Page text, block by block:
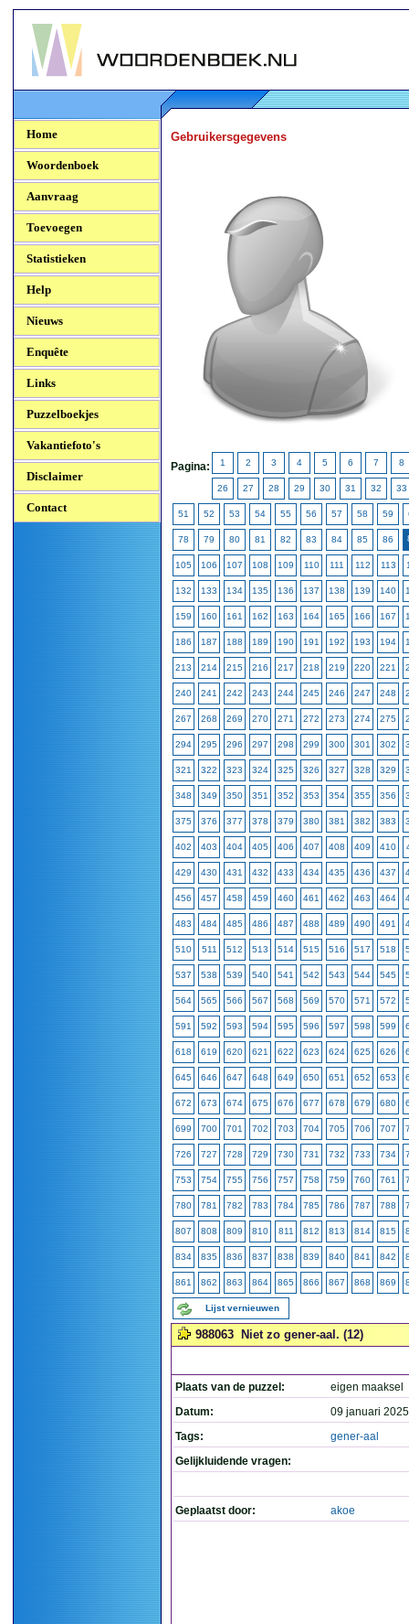
Woordenboek.NU
Home
Woordenboek
Aanvraag
Toevoegen
Statistieken
Help
Nieuws
Enquête
Links
Puzzelboekjes
Vakantiefoto's
Disclaimer
Contact
Gebruikersgegevens
Pagina: 1 2 3 4 5 6 7 8
26 27 28 29 30 31 32 33
51 52 53 54 55 56 57 58 59
78 79 80 81 82 83 84 85 86
105 106 107 108 109 110 111 112 113
132 133 134 135 136 137 138 139 140
159 160 161 162 163 164 165 166 167
186 187 188 189 190 191 192 193 194
213 214 215 216 217 218 219 220 221
240 241 242 243 244 245 246 247 248
267 268 269 270 271 272 273 274 275
294 295 296 297 298 299 300 301 302
321 322 323 324 325 326 327 328 329
348 349 350 351 352 353 354 355 356
375 376 377 378 379 380 381 382 383
402 403 404 405 406 407 408 409 410
429 430 431 432 433 434 435 436 437
456 457 458 459 460 461 462 463 464
483 484 485 486 487 488 489 490 491
510 511 512 513 514 515 516 517 518
537 538 539 540 541 542 543 544 545
564 565 566 567 568 569 570 571 572
591 592 593 594 595 596 597 598 599
618 619 620 621 622 623 624 625 626
645 646 647 648 649 650 651 652 653
672 673 674 675 676 677 678 679 680
699 700 701 702 703 704 705 706 707
726 727 728 729 730 731 732 733 734
753 754 755 756 757 758 759 760 761
780 781 782 783 784 785 786 787 788
807 808 809 810 811 812 813 814 815
834 835 836 837 838 839 840 841 842
861 862 863 864 865 866 867 868 869
Lijst vernieuwen
988063 Niet zo gener-aal. (12)
Plaats van de puzzel:
eigen maaksel
Datum:
09 januari
Tags:
gener-aal
Gelijkluidende vragen:
Geplaatst door: akoe